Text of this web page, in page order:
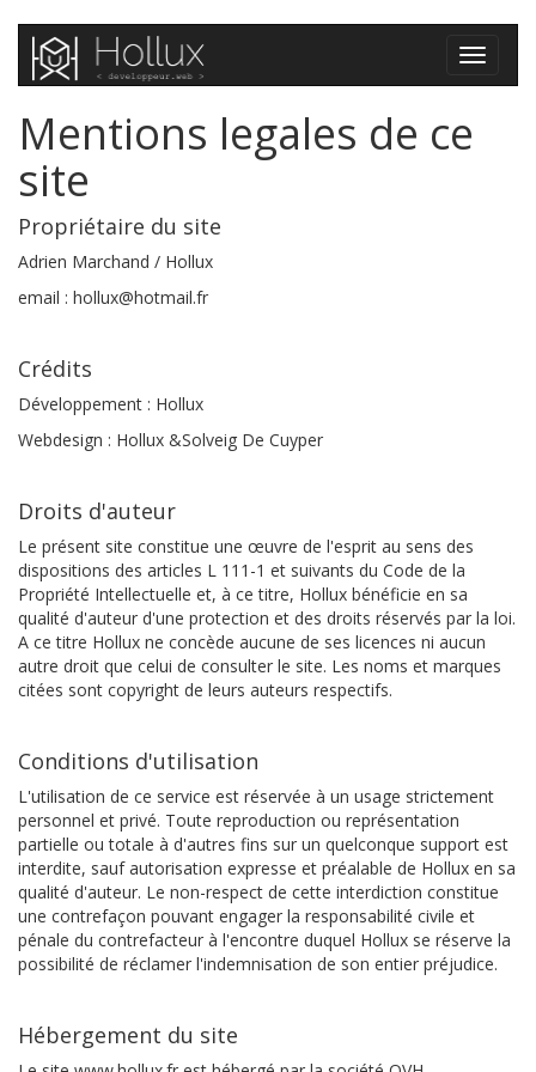
Toggle
Mentions legales de ce
site
Propriétaire du site
Adrien Marchand / Hollux
email : hollux@hotmail.fr
Crédits
Développement : Hollux
Webdesign : Hollux &Solveig De Cuyper
Droits d'auteur
Le présent site constitue une œuvre de l'esprit au sens des
dispositions des articles L 111-1 et suivants du Code de la
Propriété Intellectuelle et, à ce titre, Hollux bénéficie en sa
qualité d'auteur d'une protection et des droits réservés par la loi.
A ce titre Hollux ne concède aucune de ses licences ni aucun
autre droit que celui de consulter le site. Les noms et marques
citées sont copyright de leurs auteurs respectifs.
Conditions d'utilisation
L'utilisation de ce service est réservée à un usage strictement
personnel et privé. Toute reproduction ou représentation
partielle ou totale à d'autres fins sur un quelconque support est
interdite, sauf autorisation expresse et préalable de Hollux en sa
qualité d'auteur. Le non-respect de cette interdiction constitue
une contrefaçon pouvant engager la responsabilité civile et
pénale du contrefacteur à l'encontre duquel Hollux se réserve la
possibilité de réclamer l'indemnisation de son entier préjudice.
Hébergement du site